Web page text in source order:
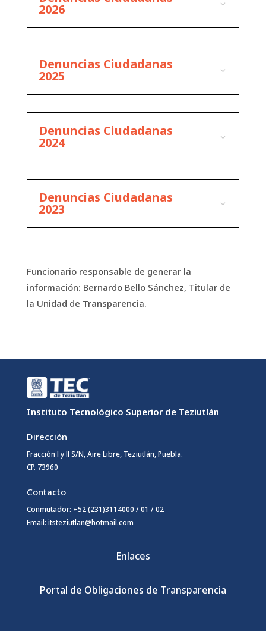
2026
Denuncias Ciudadanas
2025
Denuncias Ciudadanas
2024
Denuncias Ciudadanas
2023
Funcionario responsable de generar la
información: Bernardo Bello Sánchez, Titular de
la Unidad de Transparencia.
Instituto Tecnológico Superior de Teziutlán
Dirección
Fracción l y ll S/N, Aire Libre, Teziutlán, Puebla.
CP. 73960
Contacto
Conmutador: +52 (231)3114000 / 01 / 02
Email: itsteziutlan@hotmail.com
Enlaces
Portal de Obligaciones de Transparencia